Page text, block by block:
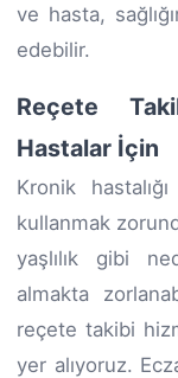
ve hasta,
edebilir.
Reçete
Hastalar İçin
Kronik
kullanmak
yaşlılık gibi
almakta
reçete takibi
yer alıyoruz.